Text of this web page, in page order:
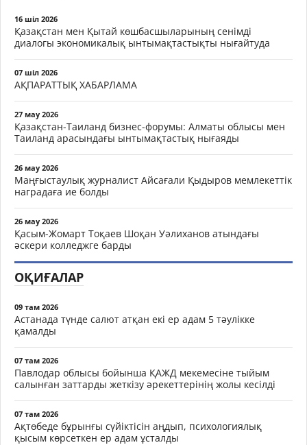
16 шіл 2026
Қазақстан мен Қытай көшбасшыларының сенімді
диалогы экономикалық ынтымақтастықты нығайтуда
07 шіл 2026
АҚПАРАТТЫҚ ХАБАРЛАМА
27 мау 2026
Қазақстан-Таиланд бизнес-форумы: Алматы облысы мен
Таиланд арасындағы ынтымақтастық нығаяды
26 мау 2026
Маңғыстаулық журналист Айсағали Қыдыров мемлекеттік
наградаға ие болды
26 мау 2026
Қасым-Жомарт Тоқаев Шоқан Уәлиханов атындағы
әскери колледжге барды
ОҚИҒАЛАР
09 там 2026
Астанада түнде салют атқан екі ер адам 5 тәулікке
қамалды
07 там 2026
Павлодар облысы бойынша ҚАЖД мекемесіне тыйым
салынған заттарды жеткізу әрекеттерінің жолы кесілді
07 там 2026
Ақтөбеде бұрынғы сүйіктісін аңдып, психологиялық
қысым көрсеткен ер адам ұсталды